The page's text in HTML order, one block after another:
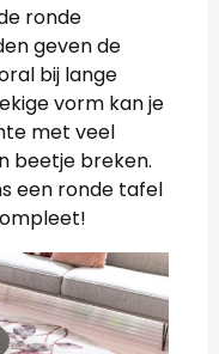
ronde
geven de
bij lange
vorm kan je
met veel
beetje breken.
een ronde tafel